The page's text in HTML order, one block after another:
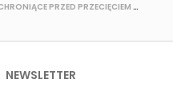
CHRONIĄCE PRZED PRZECIĘCIEM I PRZEKŁUCIEM
NEWSLETTER